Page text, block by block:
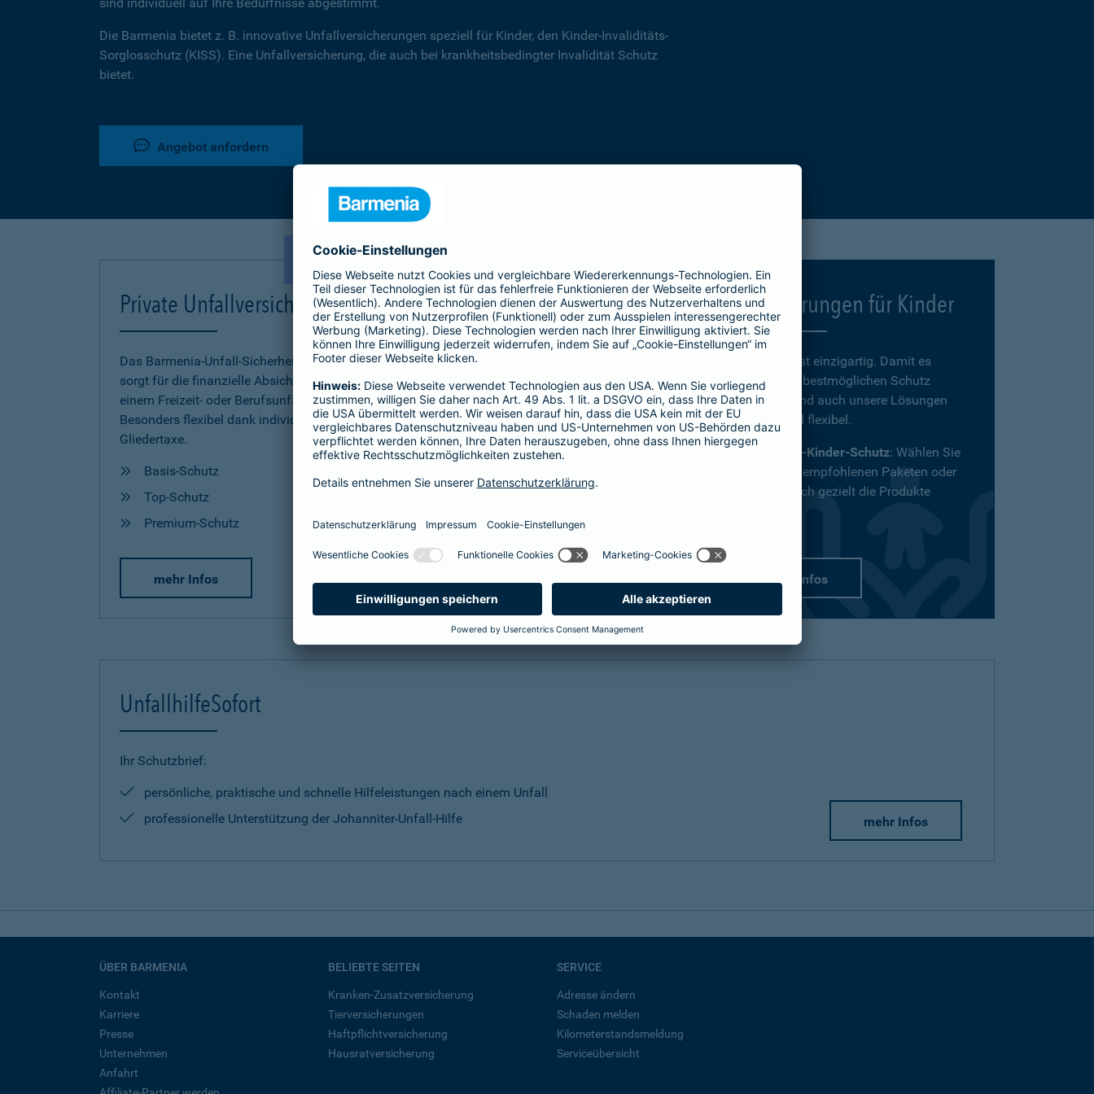
Die Barmenia bietet z. B. innovative Unfallversicherungen speziell für Kinder, den Kinder-Invaliditäts-
Sorglosschutz (KISS). Eine Unfallversicherung, die auch bei krankheitsbedingter Invalidität Schutz
bietet.
Angebot anfordern
NEU!
Private Unfallversicherung
Das Barmenia-Unfall-Sicherheitskonzept
sorgt für die finanzielle Absicherung nach
einem Freizeit- oder Berufsunfall.
Besonders flexibel dank individueller
Gliedertaxe.
Basis-Schutz
Top-Schutz
Premium-Schutz
mehr Infos
Kinder-Invaliditätsschutz
Der Kinder-Invaliditäts-Sorglos-Schutz
(KISS) sichert die finanzielle und soziale
Zukunft Ihrer Kinder bei
krankheits- oder
unfallbedingter Invalidität
Reha-Management inklusive
mehr Infos
Versicherungen für Kinder
Jedes Kind ist einzigartig. Damit es
definitiv den bestmöglichen Schutz
bekommt, sind auch unsere Lösungen
vielfältig und flexibel.
Passend-für-Kinder-Schutz: Wählen Sie
aus unseren empfohlenen Paketen oder
stellen Sie sich gezielt die Produkte
mehr Infos
UnfallhilfeSofort
Ihr Schutzbrief:
persönliche, praktische und schnelle Hilfeleistungen nach einem Unfall
professionelle Unterstützung der Johanniter-Unfall-Hilfe
mehr Infos
ÜBER BARMENIA
Kontakt
Karriere
Presse
Unternehmen
Anfahrt
BELIEBTE SEITEN
Kranken-Zusatzversicherung
Tierversicherungen
Haftpflichtversicherung
Hausratversicherung
SERVICE
Adresse ändern
Schaden melden
Kilometerstandsmeldung
Serviceübersicht